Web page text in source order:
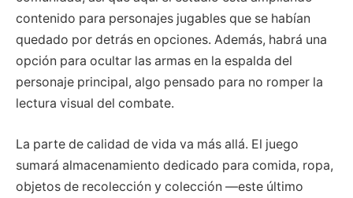
contenido para personajes jugables que se habían
quedado por detrás en opciones. Además, habrá una
opción para ocultar las armas en la espalda del
personaje principal, algo pensado para no romper la
lectura visual del combate.
La parte de calidad de vida va más allá. El juego
sumará almacenamiento dedicado para comida, ropa,
objetos de recolección y colección —este último